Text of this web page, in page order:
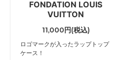
FONDATION LOUIS
VUITTON
11,000円(税込)
ロゴマークが入ったラップトップ
ケース！